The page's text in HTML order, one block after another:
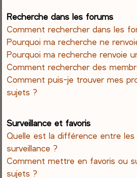
Recherche dans les forums
Comment rechercher dans les
Pourquoi ma recherche ne
Pourquoi ma recherche renvoie
Comment rechercher des
Comment puis-je trouver mes
sujets ?
Surveillance et favoris
Quelle est la différence entre
surveillance ?
Comment mettre en favoris ou
sujets ?